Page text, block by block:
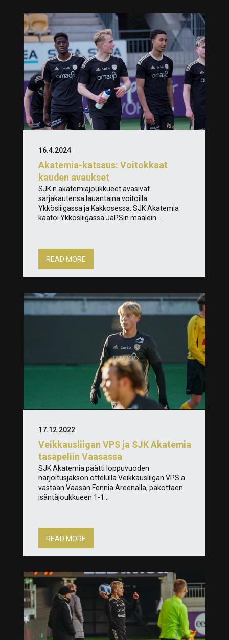
Akatemia-katsaus: Voitokkaat
kauden avaukset
16.4.2024
SJK:n akatemiajoukkueet avasivat
sarjakautensa lauantaina voitoilla
Ykkösliigassa ja Kakkosessa. SJK Akatemia
kaatoi Ykkösliigassa JäPSin maalein...
READ MORE
Veikkausliigan VPS ja SJK Akatemia
tasapeliin Vaasassa
17.12.2022
SJK Akatemia päätti loppuvuoden
harjoitusjakson ottelulla Veikkausliigan VPS:a
vastaan Vaasan Fennia Areenalla, pakottaen
isäntäjoukkueen 1-1...
READ MORE